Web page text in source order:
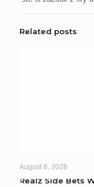
Related posts
August 6, 2026
Realz Side Bets